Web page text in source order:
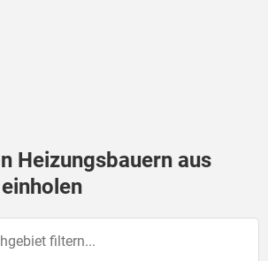
Heizungsbauern aus